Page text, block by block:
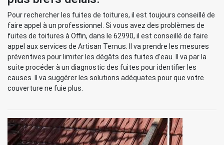
Pour rechercher les fuites de toitures, il est toujours conseillé de
faire appel à un professionnel. Si vous avez des problèmes de
fuites de toitures à Offin, dans le 62990, il est conseillé de faire
appel aux services de Artisan Ternus. Il va prendre les mesures
préventives pour limiter les dégâts des fuites d’eau. Il va par la
suite procéder à un diagnostic des fuites pour identifier les
causes. Il va suggérer les solutions adéquates pour que votre
couverture ne fuie plus.